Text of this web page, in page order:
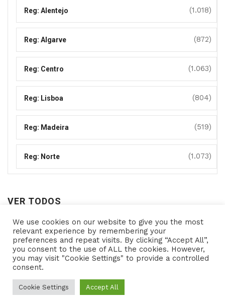
Reg: Alentejo (1.018)
Reg: Algarve (872)
Reg: Centro (1.063)
Reg: Lisboa (804)
Reg: Madeira (519)
Reg: Norte (1.073)
VER TODOS
Ver
todos
reserved Powered by
We use cookies on our website to give you the most
relevant experience by remembering your
preferences and repeat visits. By clicking “Accept All”,
you consent to the use of ALL the cookies. However,
you may visit "Cookie Settings" to provide a controlled
consent.
Cookie Settings Accept All